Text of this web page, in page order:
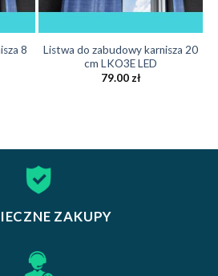
8
Listwa do zabudowy karnisza 20
cm LKO3E LED
79.00 zł
ZAKUPY